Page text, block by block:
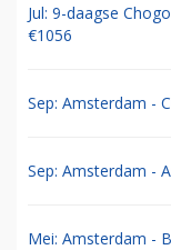
Jul: 9-daagse
€1056
Sep: Amsterdam -
Sep: Amsterdam -
Mei: Amsterdam -